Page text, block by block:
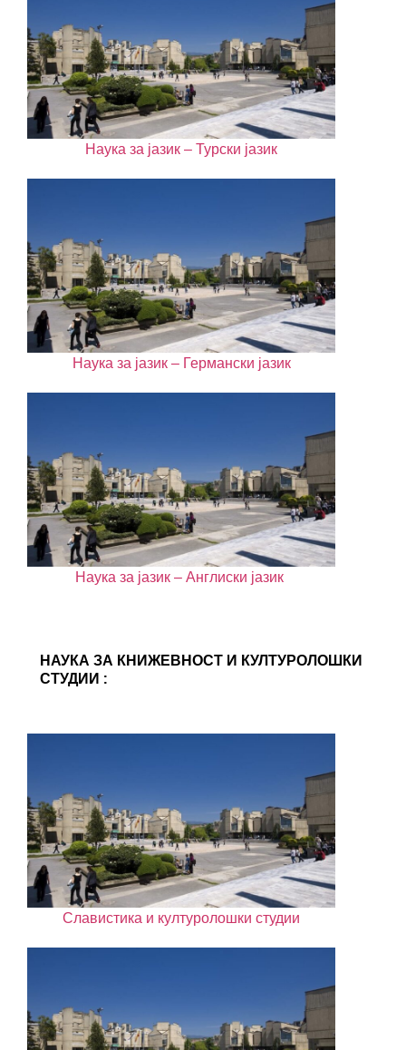
Наука за јазик – Турски јазик
Наука за јазик – Германски јазик
Наука за јазик – Англиски јазик
НАУКА ЗА КНИЖЕВНОСТ И КУЛТУРОЛОШКИ
СТУДИИ :
Славистика и културолошки студии